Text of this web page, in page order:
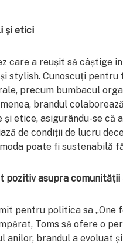
și etici
care a reușit să câștige
stylish. Cunoscuți pentru
precum bumbacul
brandul
și etice, asigurându-se că
de condiții de lucru
poate fi sustenabilă
pozitiv asupra comunității
pentru politica sa „One
Toms să ofere o
anilor, brandul a evoluat